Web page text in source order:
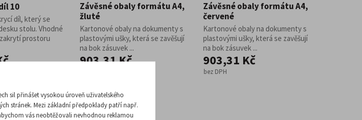
10
díl, který se
stolu. Vhodné
prostoru
Závěsné obaly formátu A4,
žluté
Kartonové obaly na dokumenty s
plastovými ušky, která se zavěšují
na bok zásuvek ...
903,31 Kč
Závěsné obaly formátu A4,
červené
Kartonové obaly na dokumenty s
plastovými ušky, která se zavěšují
na bok zásuvek ...
903,31 Kč
bez DPH
sil přinášet vysokou úroveň uživatelského
stránek. Mezi základní předpoklady patří např.
vás neobtěžovali nevhodnou reklamou